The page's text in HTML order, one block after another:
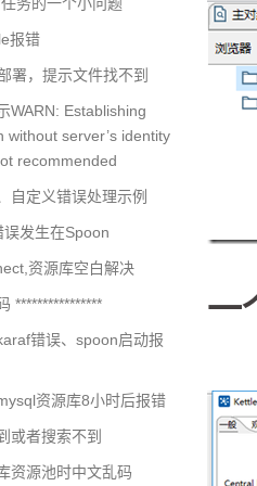
报错
署，提示文件找不到
WARN: Establishing
without server’s identity
recommended
自定义错误处理示例
发生在Spoon
资源库空白解决
****************
错误、spoon启动报
资源库8小时后报错
或者搜索不到
资源池时中文乱码
一